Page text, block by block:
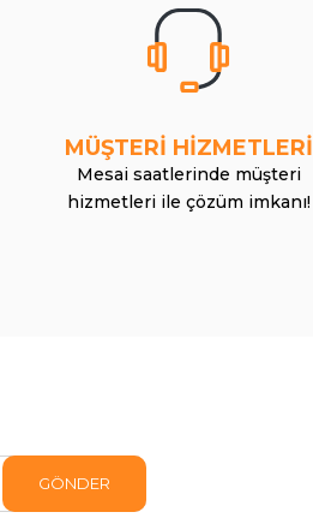
MÜŞTERİ HİZMETLERİ
Mesai saatlerinde müşteri
hizmetleri ile çözüm imkanı!
GÖNDER